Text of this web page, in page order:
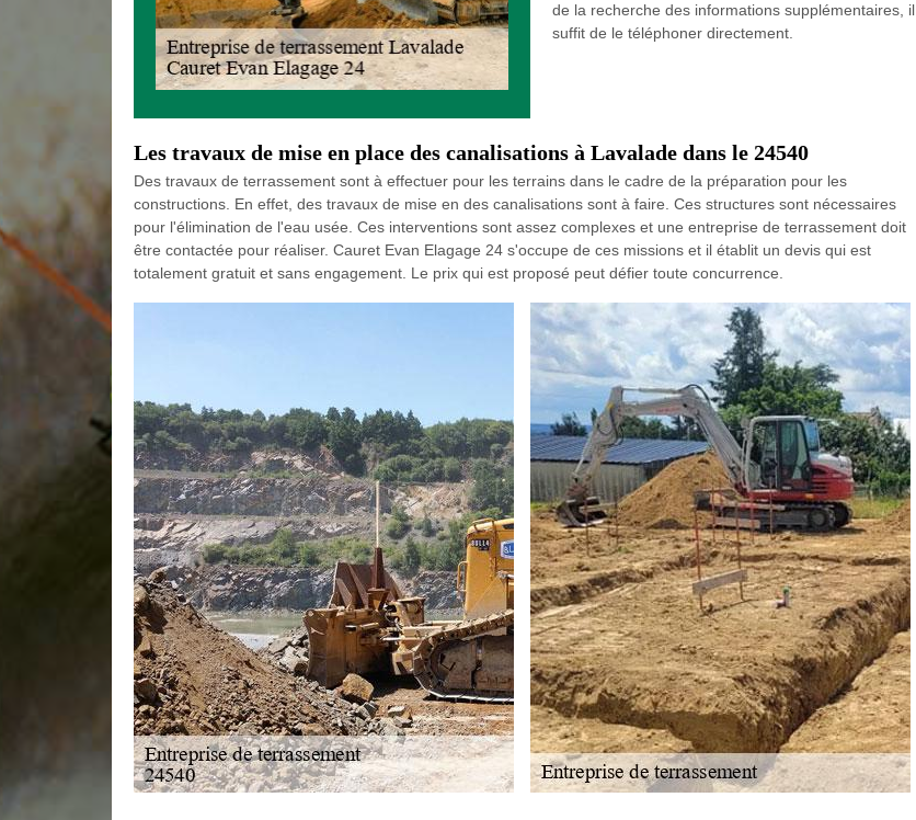
de la recherche des informations supplémentaires, il
suffit de le téléphoner directement.
Les travaux de mise en place des canalisations à Lavalade dans le 24540
Des travaux de terrassement sont à effectuer pour les terrains dans le cadre de la préparation pour les
constructions. En effet, des travaux de mise en des canalisations sont à faire. Ces structures sont nécessaires
pour l'élimination de l'eau usée. Ces interventions sont assez complexes et une entreprise de terrassement doit
être contactée pour réaliser. Cauret Evan Elagage 24 s'occupe de ces missions et il établit un devis qui est
totalement gratuit et sans engagement. Le prix qui est proposé peut défier toute concurrence.